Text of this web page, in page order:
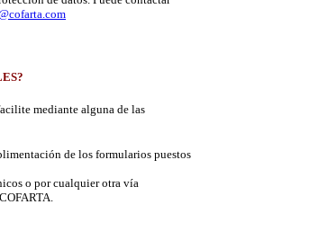
mediante alguna de las
de los formularios puestos
o por cualquier otra vía